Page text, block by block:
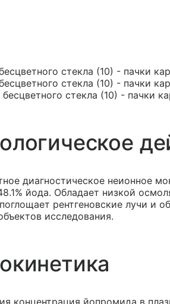
стекла (10) - пачки
стекла (10) - пачки
стекла (10) - пачки
диагностическое неионное
йода. Обладает низкой
рентгеновские лучи и
исследования.
концентрация йопромида в